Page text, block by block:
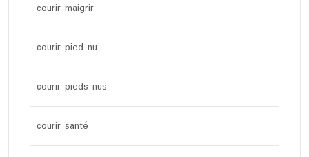
courir maigrir
courir pied nu
courir pieds nus
courir santé